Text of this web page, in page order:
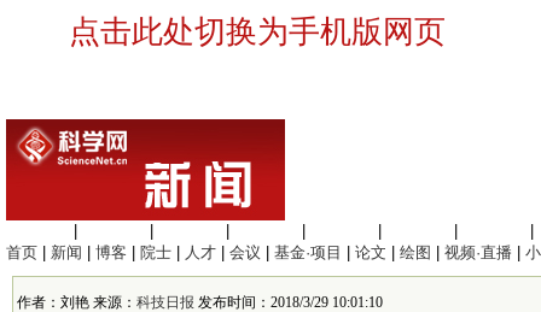
点击此处切换为手机版网页
首页
新闻 博客 院士 人才 会议 基金·项目 论文 绘图 视频·直播
作者：刘艳 来源： 科技日报 发布时间：2018/3/29 10:01:10